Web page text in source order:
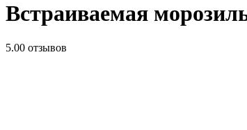
Встраиваемая
5.00 отзывов